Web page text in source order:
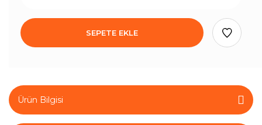
SEPETE EKLE
Ürün Bilgisi